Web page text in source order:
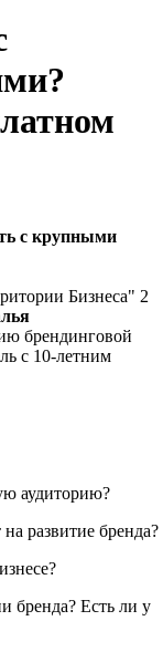
с крупными
Бизнеса" 2
брендинговой
с 10-летним
аудиторию?
развитие бренда?
бренда? Есть ли у